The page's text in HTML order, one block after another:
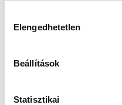
kiválasztása
Elengedhetetlen
Beállítások
Statisztikai